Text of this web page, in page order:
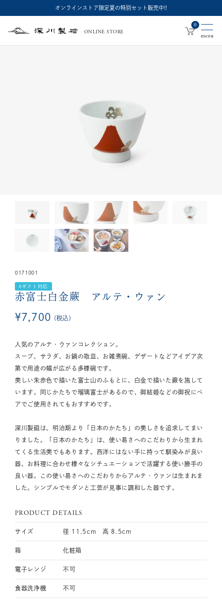
オンラインストア限定夏の特別セット販売中!!
深
ONLINE STORE
0
0171001
eギフト対応
赤富士白金蕨 アルテ・ウァン
¥7,700 税込
人気のアルテ・ウァンコレクション。
スープ、サラダ、お鍋の取皿、お雑煮碗、デザートなどアイデア次
第で用途の幅が広がる多様碗です。
美しい朱赤色で描いた富士山のふもとに、白金で描いた蕨を施して
います。同じかたちで瑠璃富士があるので、御結婚などの御祝にペ
アでご使用されてもおすすめです。
深川製磁は、明治期より「日本のかたち」の美しさを追求してまい
りました。「日本のかたち」は、使い易さへのこだわりから生まれ
てくる生活美でもあります。西洋にはない手に持って馴染みが良い
器、お料理に合わせ様々なシチュエーションで活躍する使い勝手の
良い器。この使い易さへのこだわりからアルテ・ウァンは生まれま
した。シンプルでモダンと工芸が見事に調和した器です。
PRODUCT DETAILS
サイズ 径 11.5cm 高 8.5cm
箱 化粧箱
電子レンジ 不可
食器洗浄機 不可